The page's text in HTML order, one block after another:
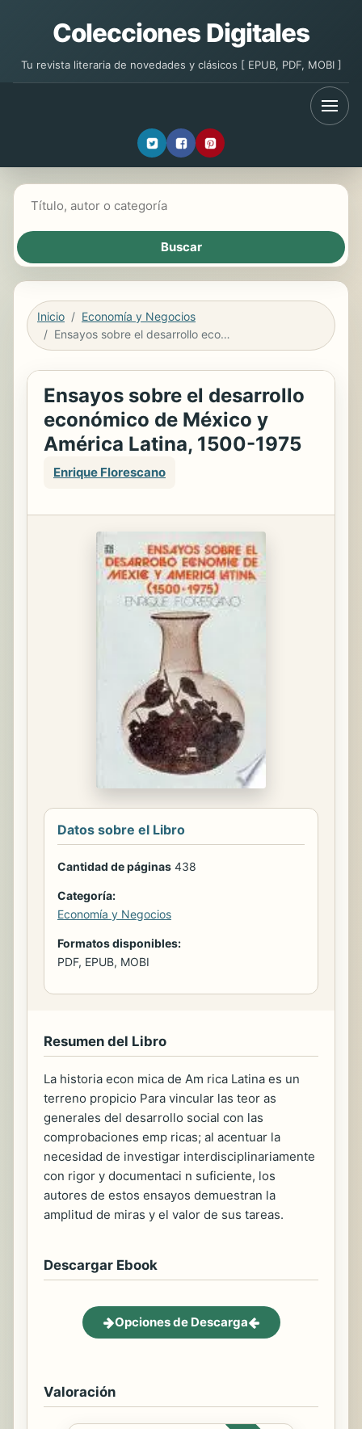
Colecciones Digitales
Tu revista literaria de novedades y clásicos [ EPUB, PDF, MOBI ]
Inicio
Economía y Negocios
Ensayos sobre el desarrollo económico de México y América Latina, 1500-1975
Ensayos sobre el desarrollo
económico de México y
América Latina, 1500-1975
Enrique Florescano
Datos sobre el Libro
Cantidad de páginas 438
Categoría:
Economía y Negocios
Formatos disponibles:
PDF, EPUB, MOBI
Resumen del Libro
La historia econ mica de Am rica Latina es un
terreno propicio Para vincular las teor as
generales del desarrollo social con las
comprobaciones emp ricas; al acentuar la
necesidad de investigar interdisciplinariamente
con rigor y documentaci n suficiente, los
autores de estos ensayos demuestran la
amplitud de miras y el valor de sus tareas.
Descargar Ebook
Opciones de Descarga
Valoración